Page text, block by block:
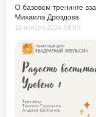
прожив
понимании
под дых». На
сходить
картинку
– по
О базовом тренинге
Михаила Дроздова
16 ноября 2024, 08:00